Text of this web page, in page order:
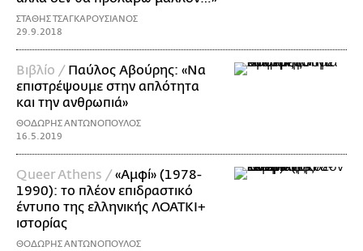
ΣΤΑΘΗΣ ΤΣΑΓΚΑΡΟΥΣΙΑΝΟΣ
29.9.2018
Βιβλίο / Παύλος Αβούρης: «Να
επιστρέψουμε στην απλότητα
και την ανθρωπιά»
ΘΟΔΩΡΗΣ ΑΝΤΩΝΟΠΟΥΛΟΣ
16.5.2019
Queer Athens /«Αμφί» (1978-
1990): το πλέον επιδραστικό
έντυπο της ελληνικής ΛΟΑΤΚΙ+
ιστορίας
ΘΟΔΩΡΗΣ ΑΝΤΩΝΟΠΟΥΛΟΣ